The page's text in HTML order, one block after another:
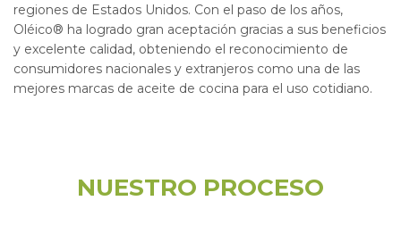
regiones de Estados Unidos. Con el paso de los años,
Oléico® ha logrado gran aceptación gracias a sus beneficios
y excelente calidad, obteniendo el reconocimiento de
consumidores nacionales y extranjeros como una de las
mejores marcas de aceite de cocina para el uso cotidiano.
NUESTRO PROCESO